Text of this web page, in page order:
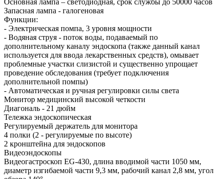
Запасная лампа - галогеновая
Функции:
- Электрическая помпа, 3 уровня мощности
- Водяная струя - поток воды, подаваемый по
дополнительному каналу эндоскопа (также данный канал
используется для ввода лекарственных средств), омывает
проблемные участки слизистой и существенно упрощает
проведение обследования (требует подключения
дополнительной помпы)
- Автоматическая и ручная регулировки силы света
Монитор медицинский высокой четкости
Диагональ - 21 дюйм
Тележка эндоскопическая
Регулируемый держатель для монитора
4 полки (2 - регулируемые по высоте)
2 кронштейна для эндоскопов
Видеоэндоскопы
Видеогастроскоп EG-430, длина вводимой части 1050 мм,
диаметр изгибаемой части 9,3 мм, рабочий канал 2,8 мм, угол